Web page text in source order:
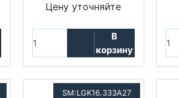
Цену уточняйте
В
корзину
SM:LGK16.333A27